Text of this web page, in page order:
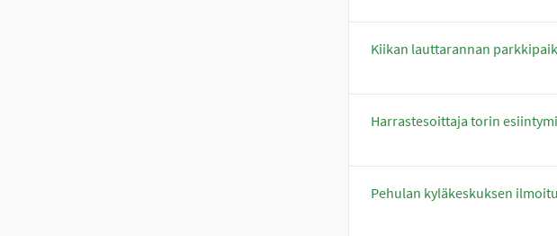
Kiikan lauttarannan
Harrastesoittaja torin
Pehulan kyläkeskuksen